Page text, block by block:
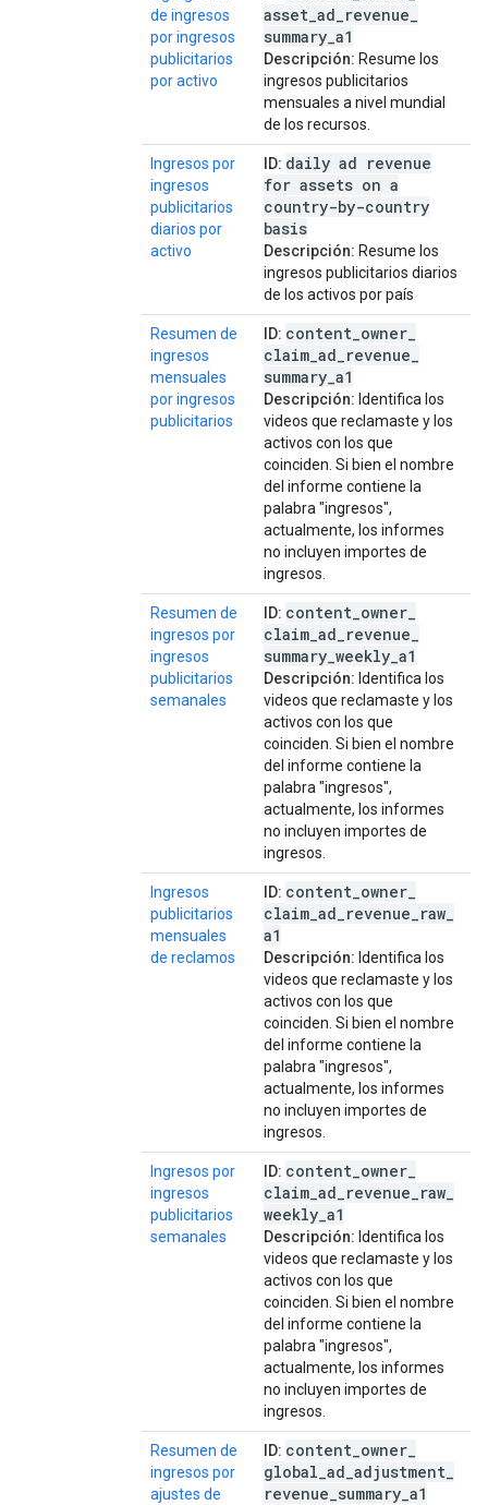
de ingresos
por ingresos
publicitarios
por activo
asset ad revenue
summary a1
Descripción: Resume los
ingresos publicitarios
mensuales a nivel mundial
de los recursos.
Ingresos por
ingresos
publicitarios
diarios por
activo
ID: daily ad revenue
for assets on a
country-by-country
basis
Descripción: Resume los
ingresos publicitarios diarios
de los activos por país
Resumen de
ingresos
mensuales
por ingresos
publicitarios
ID: content owner
claim ad revenue
summary a1
Descripción: Identifica los
videos que reclamaste y los
activos con los que
coinciden. Si bien el nombre
del informe contiene la
palabra "ingresos",
actualmente, los informes
no incluyen importes de
ingresos.
Resumen de
ingresos por
ingresos
publicitarios
semanales
ID: content owner
claim ad revenue
summary weekly a1
Descripción: Identifica los
videos que reclamaste y los
activos con los que
coinciden. Si bien el nombre
del informe contiene la
palabra "ingresos",
actualmente, los informes
no incluyen importes de
ingresos.
Ingresos
publicitarios
mensuales
de reclamos
ID: content owner
claim ad revenue raw
a1
Descripción: Identifica los
videos que reclamaste y los
activos con los que
coinciden. Si bien el nombre
del informe contiene la
palabra "ingresos",
actualmente, los informes
no incluyen importes de
ingresos.
Ingresos por
ingresos
publicitarios
semanales
ID: content owner
claim ad revenue raw
weekly a1
Descripción: Identifica los
videos que reclamaste y los
activos con los que
coinciden. Si bien el nombre
del informe contiene la
palabra "ingresos",
actualmente, los informes
no incluyen importes de
ingresos.
Resumen de
ingresos por
ajustes de
ID: content owner
global ad adjustment
revenue summary a1